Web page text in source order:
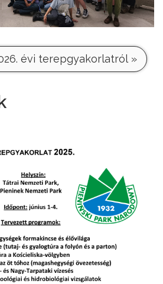
évi terepgyakorlatról »